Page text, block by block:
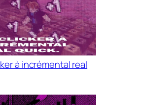
à incrémental real